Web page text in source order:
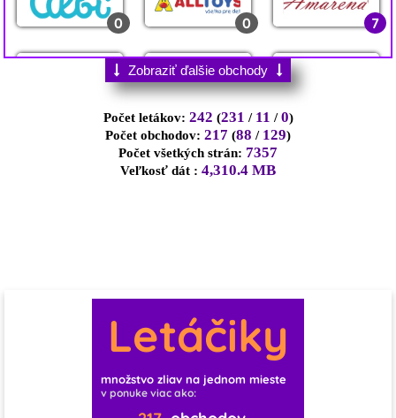
1 2 0
0 0
0
0 0 3
0 2
0
0 1 0
0 1
0 0 7
0 1
0 0
1
1
Zobraziť ďalšie obchody
Počet letákov: 242 (231 / 11 /0)
Počet obchodov: 217 (88 / 129)
Počet všetkých strán: 7357
Veľkosť dát : 4,310.4 MB
Letáčiky
množstvo zliav na jednom mieste
v ponuke viac ako: